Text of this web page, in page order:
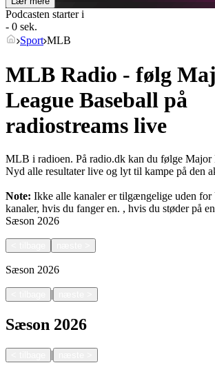
Podcasten starter i
- 0 sek.
Sport MLB
MLB Radio - følg
League Baseball på
radiostreams live
MLB i radioen. På radio.dk kan du følge Major
Nyd alle resultater live og lyt til kampe på den
Note: Ikke alle kanaler er tilgængelige uden
kanaler, hvis du fanger en. , hvis du støder på
Sæson 2026
Sæson 2026
|
Sæson 2026
|